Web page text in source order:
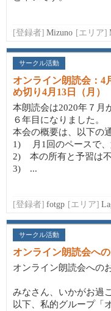
[登録者] Mizuno [エリア]
サークル活動
オンライン朗読会：4
め切り4月13日（月）
本朗読会は2020年７月
６年目になりました。
本会の概要は、以下の
1) 月1回のペースで、
2) 本の所有と予習は不
3) ...
[登録者] fotgp [エリア]
サークル活動
オンライン朗読会へ
オンライン朗読会への
みなさん、いかがお過
以下、私的グループ「